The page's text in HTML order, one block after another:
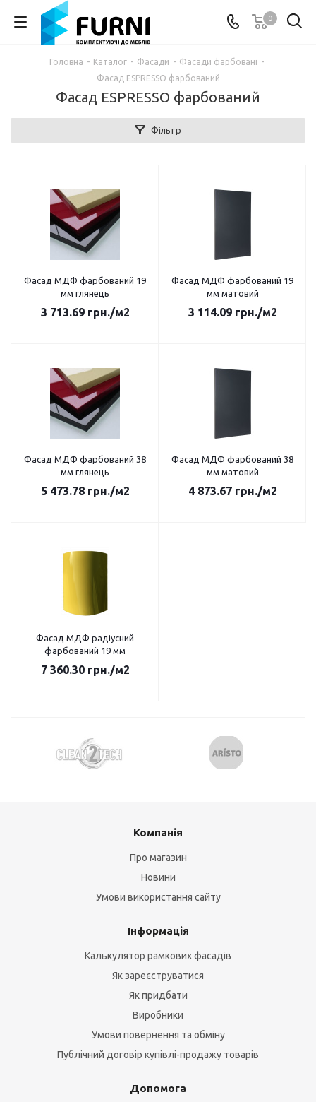
0
Головна - Каталог - Фасади - Фасади фарбовані -
Фасад ESPRESSO фарбований
Фасад ESPRESSO фарбований
Фільтр
Фасад МДФ фарбований 19
мм глянець
3 713.69грн./м2
Фасад МДФ фарбований 19
мм матовий
3 114.09грн./м2
Фасад МДФ фарбований 38
мм глянець
5 473.78грн./м2
Фасад МДФ фарбований 38
мм матовий
4 873.67грн./м2
Фасад МДФ радіусний
фарбований 19 мм
7 360.30грн./м2
Компанія
Про магазин
Новини
Умови використання сайту
Інформація
Калькулятор рамкових фасадів
Як зареєструватися
Як придбати
Виробники
Умови повернення та обміну
Публічний договір купівлі-продажу товарів
Допомога